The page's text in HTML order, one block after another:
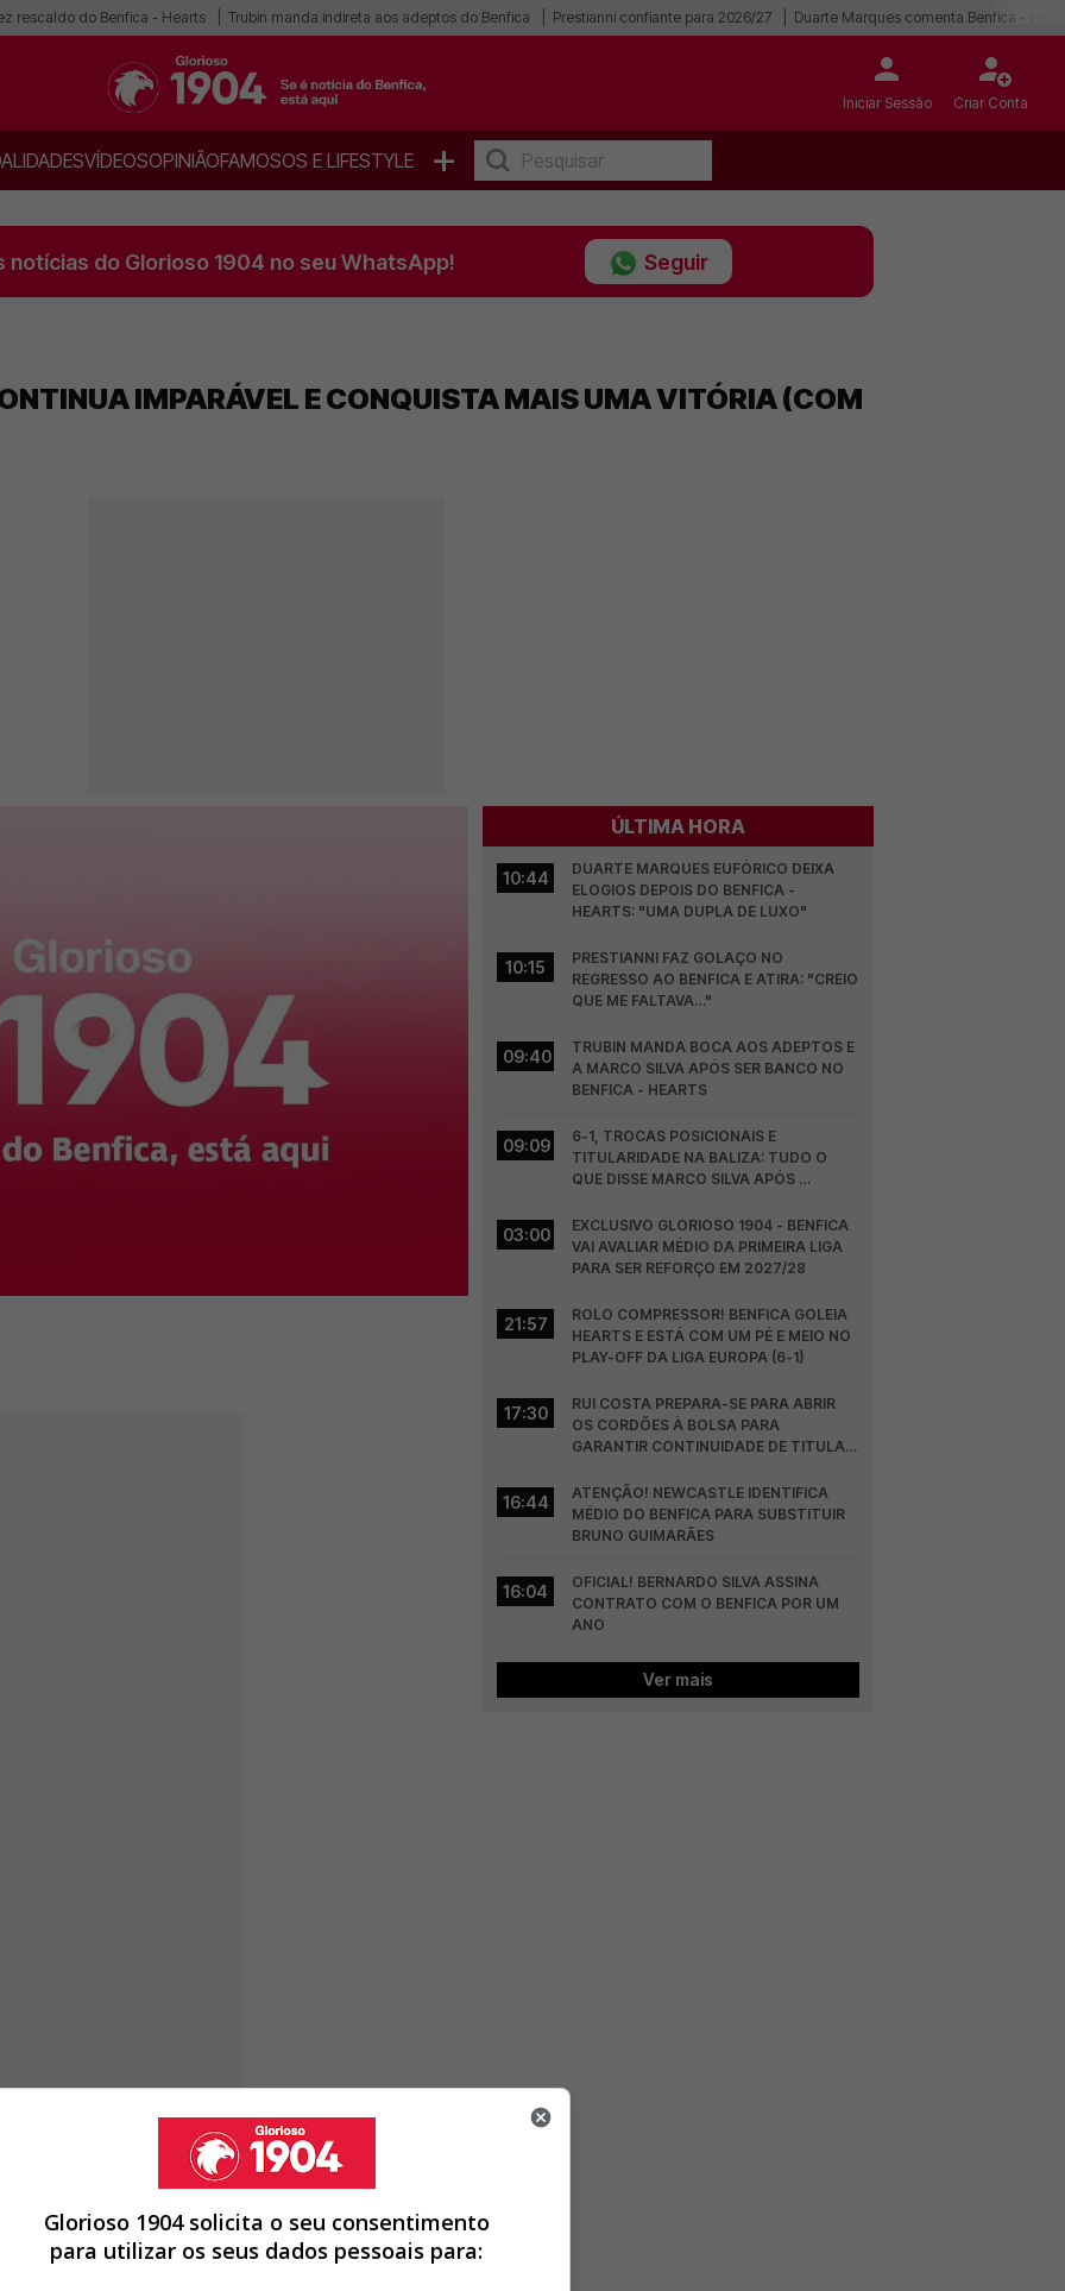
rescaldo do Benfica - Hearts Trubin manda indireta aos adeptos do Benfica Prestianni confiante para 2026/27 Duarte Marques comenta Benfica -
Iniciar Sessão Criar Conta
VÍDEOSOPINIÃOFAMOSOS E LIFESTYLE +
notícias do Glorioso 1904 no seu WhatsApp! Seguir
IMPARÁVEL E CONQUISTA MAIS UMA VITÓRIA (COM
sábado, dia 29 de outubro, o ABC Braga, por 36-
Campeonato Nacional.
Moreira (4), tiveram especial destaque na partida,
águias.
ÚLTIMA HORA
10:44
DUARTE MARQUES EUFÓRICO DEIXA
ELOGIOS DEPOIS DO BENFICA -
HEARTS: "UMA DUPLA DE LUXO"
10:15
PRESTIANNI FAZ GOLAÇO NO
REGRESSO AO BENFICA E ATIRA: "CREIO
QUE ME FALTAVA…"
09:40
TRUBIN MANDA BOCA AOS ADEPTOS E
A MARCO SILVA APÓS SER BANCO NO
BENFICA - HEARTS
09:09
6-1, TROCAS POSICIONAIS E
TITULARIDADE NA BALIZA: TUDO O
QUE DISSE MARCO SILVA APÓS
03:00
EXCLUSIVO GLORIOSO 1904 - BENFICA
VAI AVALIAR MÉDIO DA PRIMEIRA LIGA
PARA SER REFORÇO EM 2027/28
21:57
ROLO COMPRESSOR! BENFICA GOLEIA
HEARTS E ESTÁ COM UM PÉ E MEIO NO
PLAY-OFF DA LIGA EUROPA (6-1)
17:30
RUI COSTA PREPARA-SE PARA ABRIR
OS CORDÕES À BOLSA PARA
GARANTIR CONTINUIDADE DE TITULAR
16:44
ATENÇÃO! NEWCASTLE IDENTIFICA
MÉDIO DO BENFICA PARA SUBSTITUIR
BRUNO GUIMARÃES
16:04
OFICIAL! BERNARDO SILVA ASSINA
CONTRATO COM O BENFICA POR UM
ANO
Ver mais
Glorioso 1904 solicita o seu consentimento
para utilizar os seus dados pessoais para: